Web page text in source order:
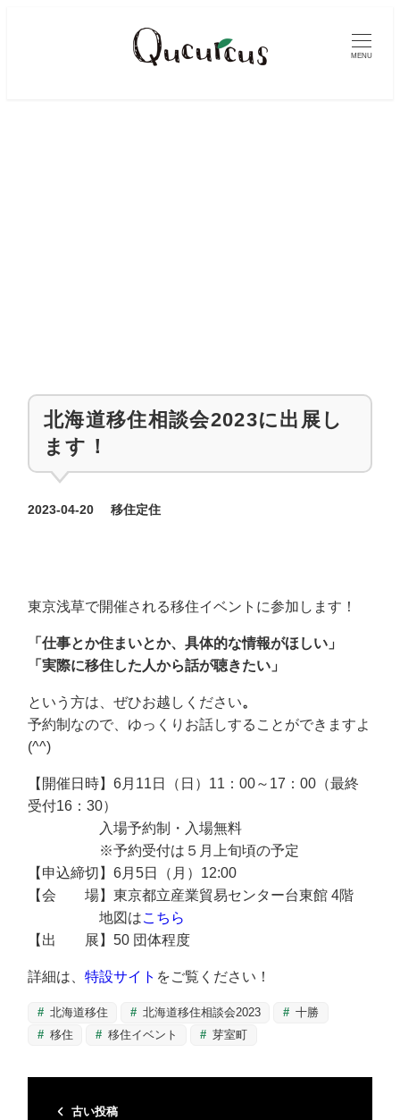
MENU
北海道移住相談会2023に出展し
ます！
投稿日
2023-04-20 カテゴリー
移住定住
東京浅草で開催される移住イベントに参加します！
「仕事とか住まいとか、具体的な情報がほしい」
「実際に移住した人から話が聴きたい」
という方は、ぜひお越しください。
予約制なので、ゆっくりお話しすることができますよ
(^^)
【開催日時】6月11日（日）11：00～17：00（最終
受付16：30）
入場予約制・入場無料
※予約受付は５月上旬頃の予定
【申込締切】6月5日（月）12:00
【会 場】東京都立産業貿易センター台東館 4階
地図はこちら
【出 展】50 団体程度
詳細は、特設サイト をご覧ください！
北海道移住 北海道移住相談会2023
十勝
移住
移住イベント 芽室町
古い投稿